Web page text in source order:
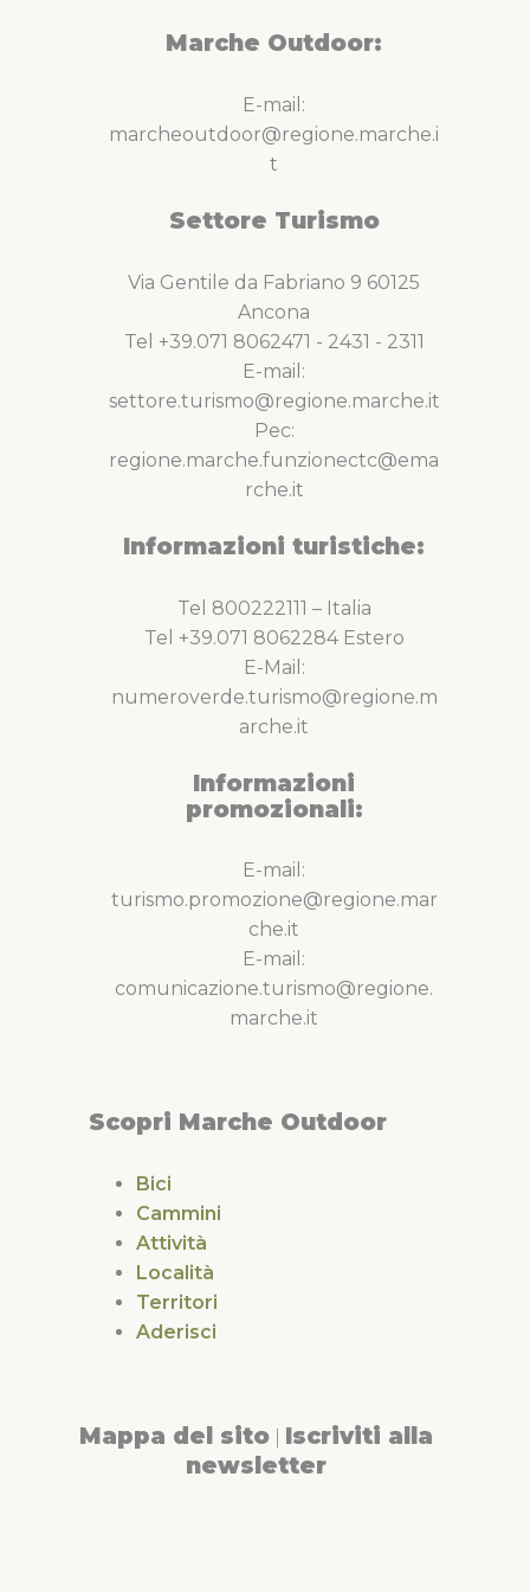
Marche Outdoor:
E-mail:
marcheoutdoor@regione.marche.i
t
Settore Turismo
Via Gentile da Fabriano 9 60125
Ancona
Tel +39.071 8062471 - 2431 - 2311
E-mail:
settore.turismo@regione.marche.it
Pec:
regione.marche.funzionectc@ema
rche.it
Informazioni turistiche:
Tel 800222111 – Italia
Tel +39.071 8062284 Estero
E-Mail:
numeroverde.turismo@regione.m
arche.it
Informazioni
promozionali:
E-mail:
turismo.promozione@regione.mar
che.it
E-mail:
comunicazione.turismo@regione.
marche.it
Scopri Marche Outdoor
Bici
Cammini
Attività
Località
Territori
Aderisci
Mappa del sito Iscriviti alla
newsletter